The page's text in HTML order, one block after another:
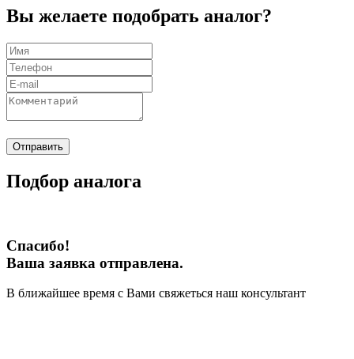
Вы желаете подобрать аналог?
Отправить
Подбор аналога
Спасибо!
Ваша заявка отправлена.
В ближайшее время с Вами свяжеться наш консультант